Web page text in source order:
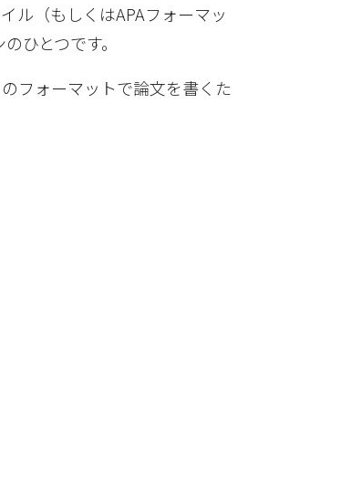
ル（もしくはAPAフォーマッ
ひとつです。
フォーマットで論文を書くた